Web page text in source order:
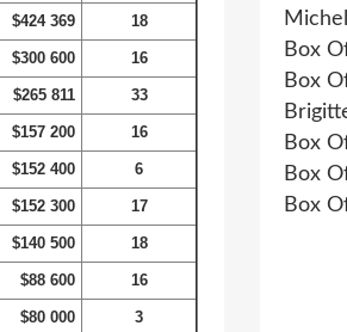
$424 369 18
$300 600 16
$265 811 33
$157 200 16
$152 400 6
$152 300 17
$140 500 18
$88 600 16
$80 000 3
Box
Box
Box
Box
Box